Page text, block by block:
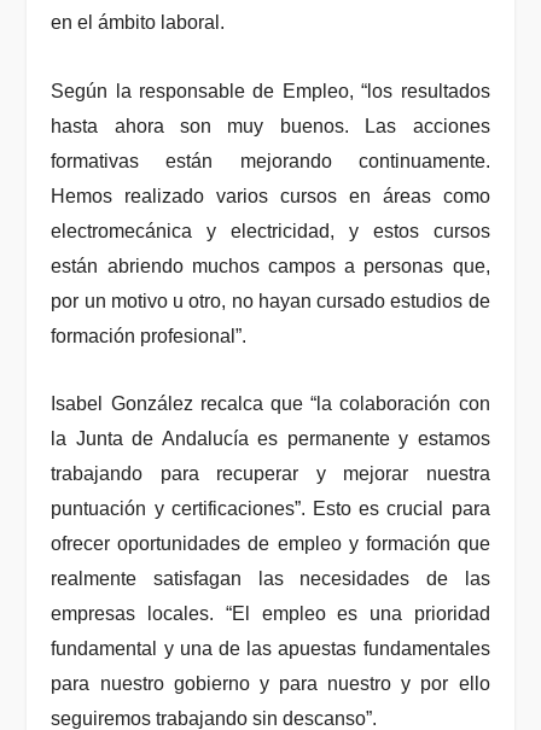
en el ámbito laboral.
Según la responsable de Empleo, “los resultados
hasta ahora son muy buenos. Las acciones
formativas están mejorando continuamente.
Hemos realizado varios cursos en áreas como
electromecánica y electricidad, y estos cursos
están abriendo muchos campos a personas que,
por un motivo u otro, no hayan cursado estudios de
formación profesional”.
Isabel González recalca que “la colaboración con
la Junta de Andalucía es permanente y estamos
trabajando para recuperar y mejorar nuestra
puntuación y certificaciones”. Esto es crucial para
ofrecer oportunidades de empleo y formación que
realmente satisfagan las necesidades de las
empresas locales. “El empleo es una prioridad
fundamental y una de las apuestas fundamentales
para nuestro gobierno y para nuestro y por ello
seguiremos trabajando sin descanso”.